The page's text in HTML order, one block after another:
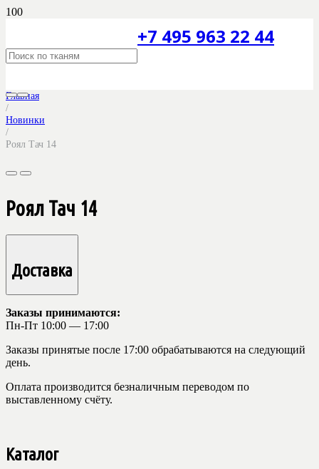
+7 495 963 22 44
Главная
/
Новинки
/
Роял Тач 14
Роял Тач 14
Доставка
Заказы принимаются:
Пн-Пт 10:00 — 17:00
Заказы принятые после 17:00 обрабатываются на следующий
день.
Оплата производится безналичным переводом по
выставленному счёту.
Каталог